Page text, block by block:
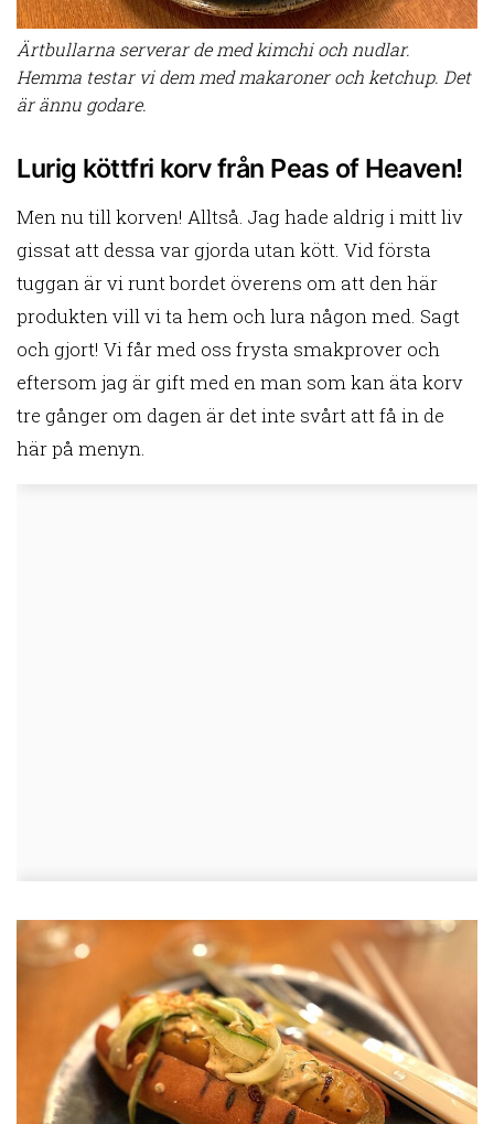
Ärtbullarna serverar de med kimchi och nudlar.
Hemma testar vi dem med makaroner och ketchup. Det
är ännu godare.
Lurig köttfri korv från Peas of Heaven!
Men nu till korven! Alltså. Jag hade aldrig i mitt liv
gissat att dessa var gjorda utan kött. Vid första
tuggan är vi runt bordet överens om att den här
produkten vill vi ta hem och lura någon med. Sagt
och gjort! Vi får med oss frysta smakprover och
eftersom jag är gift med en man som kan äta korv
tre gånger om dagen är det inte svårt att få in de
här på menyn.